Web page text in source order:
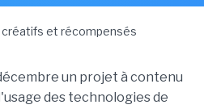
un projet à contenu
des technologies de